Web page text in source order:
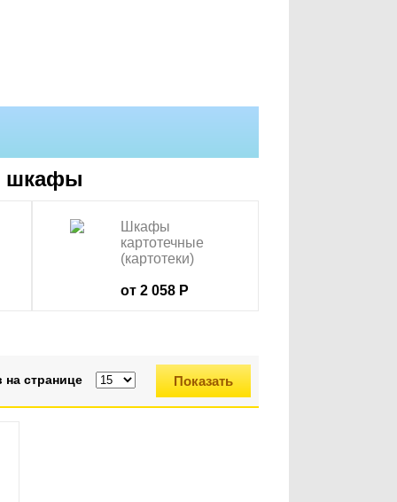
шкафы
Шкафы
картотечные
(картотеки)
от 2 058 Р
странице